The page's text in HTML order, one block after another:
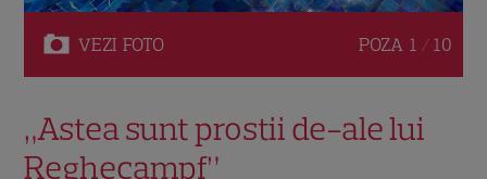
VEZI FOTO POZA 1 / 10
„Astea sunt prostii de-ale lui
Reghecampf”